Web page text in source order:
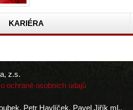
KARIÉRA
z.s.
ochraně osobních údajů
Petr Havlíček, Pavel Jiřík ml.,